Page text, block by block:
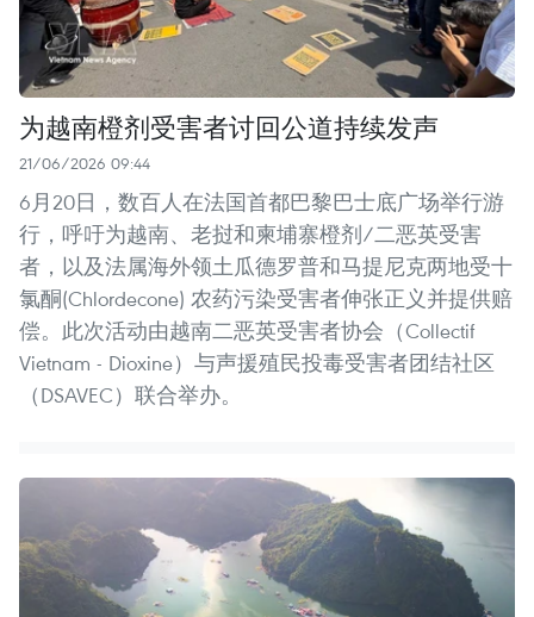
为越南橙剂受害者讨回公道持续发声
21/06/2026 09:44
6月20日，数百人在法国首都巴黎巴士底广场举行游
行，呼吁为越南、老挝和柬埔寨橙剂/二恶英受害
者，以及法属海外领土瓜德罗普和马提尼克两地受十
氯酮(Chlordecone) 农药污染受害者伸张正义并提供赔
偿。此次活动由越南二恶英受害者协会（Collectif
Vietnam - Dioxine）与声援殖民投毒受害者团结社区
（DSAVEC）联合举办。